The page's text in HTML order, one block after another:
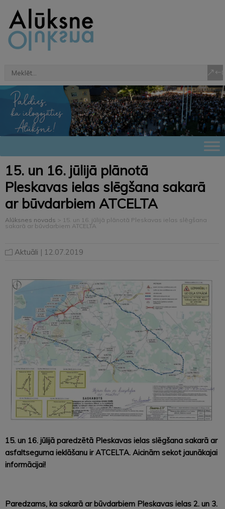
15. un 16. jūlijā plānotā
Pleskavas ielas slēgšana sakarā
ar būvdarbiem ATCELTA
Alūksnes novads > 15. un 16. jūlijā plānotā Pleskavas ielas slēgšana
sakarā ar būvdarbiem ATCELTA
Aktuāli | 12.07.2019
15. un 16. jūlijā paredzētā Pleskavas ielas slēgšana sakarā ar
asfaltseguma ieklāšanu ir ATCELTA. Aicinām sekot jaunākajai
informācijai!
Paredzams, ka sakarā ar būvdarbiem Pleskavas ielas 2. un 3.